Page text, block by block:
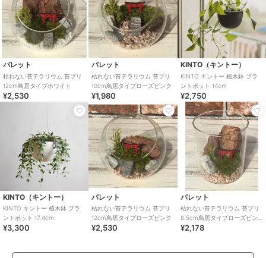
パレット
枯れない苔テラリウム 苔プリ
12cm鳥居タイプホワイト
¥2,530
パレット
枯れない苔テラリウム 苔プリ
10cm鳥居タイプローズピンク
¥1,980
KINTO（キントー）
KINTO キントー 植木鉢 プラ
ントポット 14cm
¥2,750
KINTO（キントー）
KINTO キントー 植木鉢 プラ
ントポット 17.4cm
¥3,300
パレット
枯れない苔テラリウム 苔プリ
12cm鳥居タイプローズピンク
¥2,530
パレット
枯れない苔テラリウム 苔プリ
8.5cm鳥居タイプローズピン
ク
¥2,178